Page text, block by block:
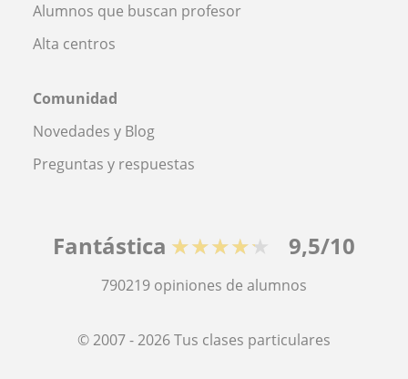
Alumnos que buscan profesor
Alta centros
Comunidad
Novedades y Blog
Preguntas y respuestas
Fantástica ★★★★★ 9,5/10
790219 opiniones de alumnos
© 2007 - 2026 Tus clases particulares